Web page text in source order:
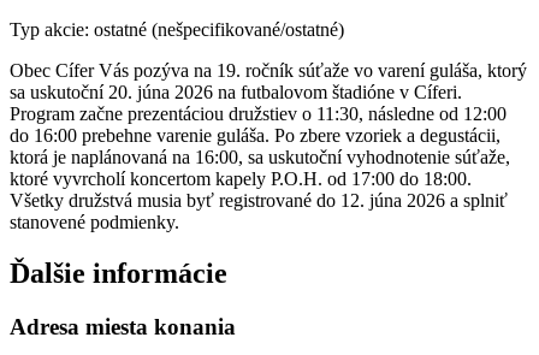
Typ akcie: ostatné (nešpecifikované/ostatné)
Obec Cífer Vás pozýva na 19. ročník súťaže vo varení guláša, ktorý
sa uskutoční 20. júna 2026 na futbalovom štadióne v Cíferi.
Program začne prezentáciou družstiev o 11:30, následne od 12:00
do 16:00 prebehne varenie guláša. Po zbere vzoriek a degustácii,
ktorá je naplánovaná na 16:00, sa uskutoční vyhodnotenie súťaže,
ktoré vyvrcholí koncertom kapely P.O.H. od 17:00 do 18:00.
Všetky družstvá musia byť registrované do 12. júna 2026 a splniť
stanovené podmienky.
Ďalšie informácie
Adresa miesta konania